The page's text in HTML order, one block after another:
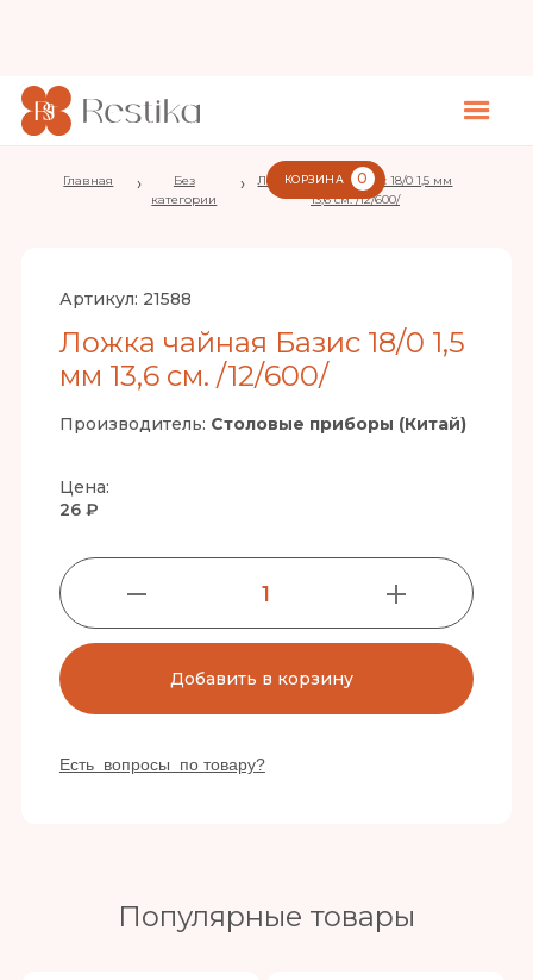
КОРЗИНА 0
Главная ›
Без
категории
›
Ложка чайная Базис 18/0 1,5 мм
13,6 см. /12/600/
Артикул: 21588
Ложка чайная Базис 18/0 1,5
мм 13,6 см. /12/600/
Производитель: Столовые приборы (Китай)
Цена:
26 ₽
1
Добавить в корзину
Есть вопросы по товару?
Популярные товары